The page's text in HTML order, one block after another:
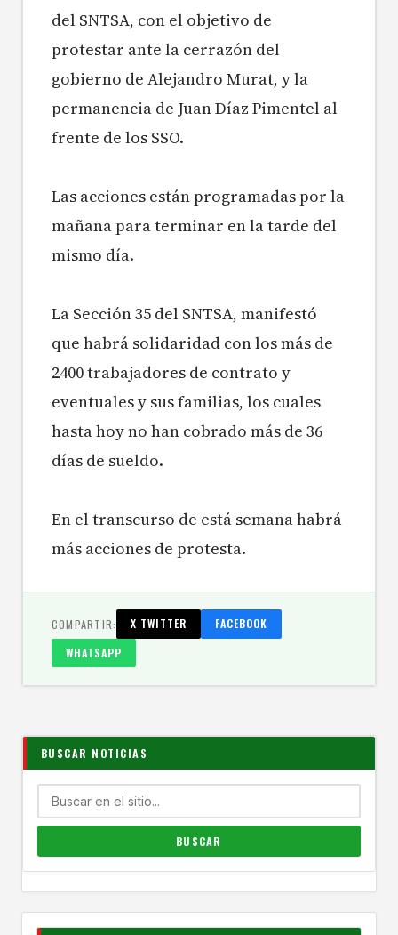
del SNTSA, con el objetivo de
protestar ante la cerrazón del
gobierno de Alejandro Murat, y la
permanencia de Juan Díaz Pimentel al
frente de los SSO.
Las acciones están programadas por la
mañana para terminar en la tarde del
mismo día.
La Sección 35 del SNTSA, manifestó
que habrá solidaridad con los más de
2400 trabajadores de contrato y
eventuales y sus familias, los cuales
hasta hoy no han cobrado más de 36
días de sueldo.
En el transcurso de está semana habrá
más acciones de protesta.
COMPARTIR: X TWITTER
FACEBOOK
WHATSAPP
BUSCAR NOTICIAS